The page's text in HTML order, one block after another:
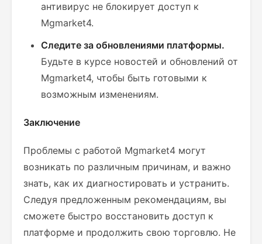
антивирус не блокирует доступ к
Mgmarket4.
Следите за обновлениями платформы.
Будьте в курсе новостей и обновлений от
Mgmarket4, чтобы быть готовыми к
возможным изменениям.
Заключение
Проблемы с работой Mgmarket4 могут
возникать по различным причинам, и важно
знать, как их диагностировать и устранить.
Следуя предложенным рекомендациям, вы
сможете быстро восстановить доступ к
платформе и продолжить свою торговлю. Не